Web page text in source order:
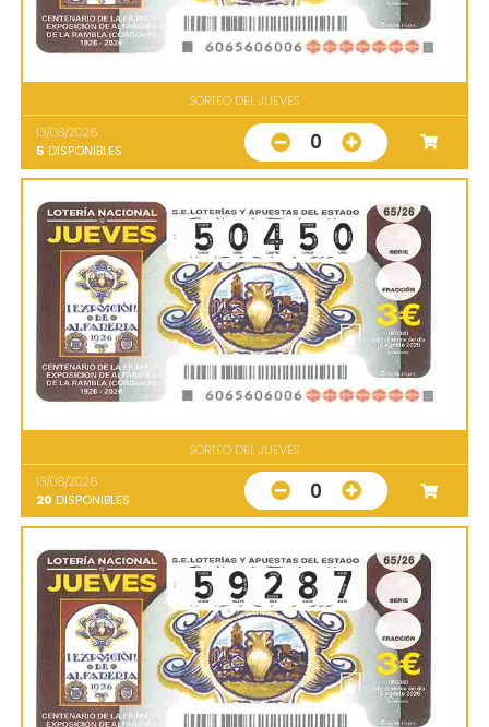
SORTEO DEL JUEVES
13/08/2026
5 DISPONIBLES 0
SORTEO DEL JUEVES
13/08/2026
20 DISPONIBLES 0